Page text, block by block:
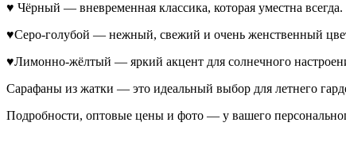
♥ Чёрный — вневременная классика, которая уместна всегда.
♥Серо-голубой — нежный, свежий и очень женственный
♥Лимонно-жёлтый — яркий акцент для солнечного
Сарафаны из жатки — это идеальный выбор для летнего
Подробности, оптовые цены и фото — у вашего